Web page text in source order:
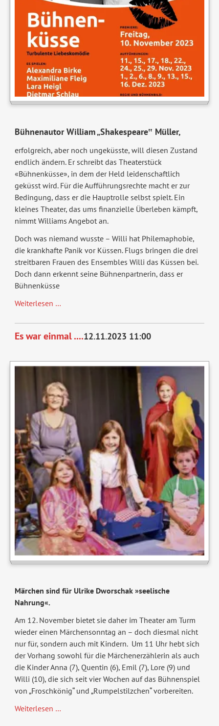
Bühnenautor William „Shakespeare‟ Müller,
erfolgreich, aber noch ungeküsste, will diesen Zustand
endlich ändern. Er schreibt das Theaterstück
«Bühnenküsse», in dem der Held leidenschaftlich
geküsst wird. Für die Aufführungsrechte macht er zur
Bedingung, dass er die Hauptrolle selbst spielt. Ein
kleines Theater, das ums finanzielle Überleben kämpft,
nimmt Williams Angebot an.
Doch was niemand wusste – Willi hat Philemaphobie,
die krankhafte Panik vor Küssen. Flugs bringen die drei
streitbaren Frauen des Ensembles Willi das Küssen bei.
Doch dann erkennt seine Bühnenpartnerin, dass er
Bühnenküsse
Weiterlesen …Bühnenküsse
Es war einmal ....12.11.2023 11:00
Märchen sind für Ulrike Dworschak »seelische
Nahrung«.
Am 12. November bietet sie daher im Theater am Turm
wieder einen Märchensonntag an – doch diesmal nicht
nur für, sondern auch mit Kindern. Um 11 Uhr hebt sich
der Vorhang sowohl für die Märchenerzählerin als auch
die Kinder Anna (7), Quentin (6), Emil (7), Lore (9) und
Willi (10), die sich seit vier Wochen auf das Bühnenspiel
von „Froschkönig“ und „Rumpelstilzchen“ vorbereiten.
Weiterlesen …Es